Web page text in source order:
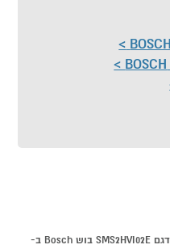
למה כדאי לקנות מדיח כלים רחב 60 ס"מ דגם SMS2HVI02E בוש Bosch ב-